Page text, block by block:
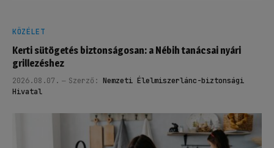
KÖZÉLET
Kerti sütögetés biztonságosan: a Nébih tanácsai nyári
grillezéshez
2026.08.07. Szerző: Nemzeti Élelmiszerlánc-biztonsági
Hivatal